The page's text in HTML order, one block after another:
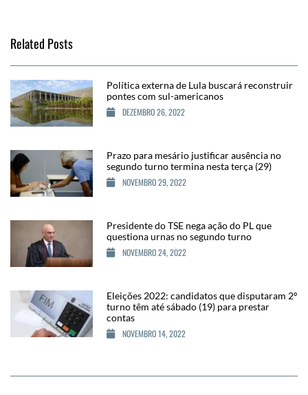
Related Posts
Política externa de Lula buscará reconstruir
pontes com sul-americanos
DEZEMBRO 26, 2022
Prazo para mesário justificar ausência no
segundo turno termina nesta terça (29)
NOVEMBRO 29, 2022
Presidente do TSE nega ação do PL que
questiona urnas no segundo turno
NOVEMBRO 24, 2022
Eleições 2022: candidatos que disputaram 2º
turno têm até sábado (19) para prestar
contas
NOVEMBRO 14, 2022